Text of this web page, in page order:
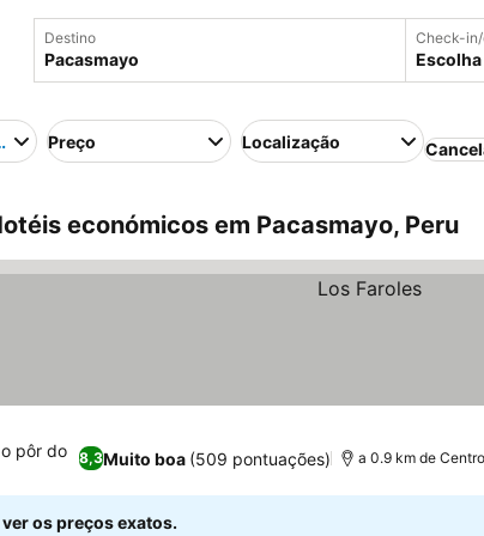
Destino Check-
Preço Localização
económicos em Pacasmayo, Peru
8,3Muito boa (509 pontuações)
pôr do
a 0.9 km de
os preços exatos.